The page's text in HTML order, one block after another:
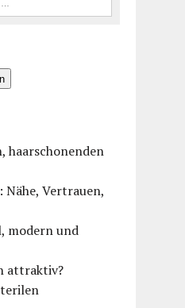
haarschonenden
Vertrauen,
modern und
attraktiv?